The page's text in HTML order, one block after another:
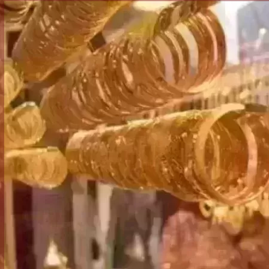
إلهام شرشر
الكاتبة إلهام شرشر تهنئ الرئيس
السيسي بعيد ميلاده وتُشيد بجهوده
في بناء الدولة
«محطة الضبعة
التنفيذ